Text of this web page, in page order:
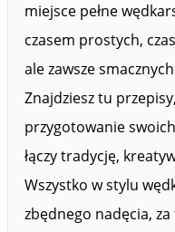
miejsce pełne
czasem prostych,
ale zawsze
Znajdziesz tu
przygotowanie
łączy tradycję,
Wszystko w stylu
zbędnego nadęcia,